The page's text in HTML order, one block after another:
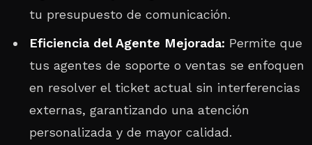
tu presupuesto de comunicación.
Eficiencia del Agente Mejorada: Permite que
tus agentes de soporte o ventas se enfoquen
en resolver el ticket actual sin interferencias
externas, garantizando una atención
personalizada y de mayor calidad.